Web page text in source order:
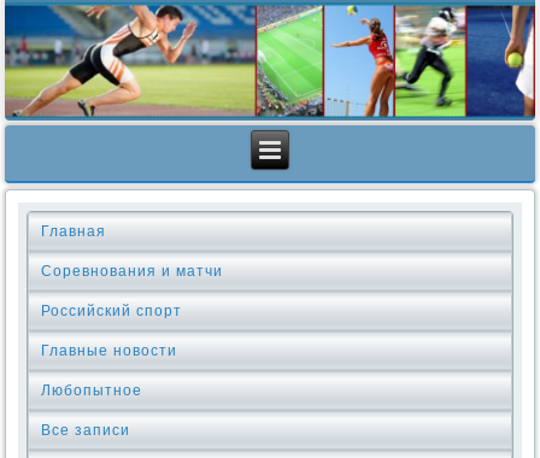
Главная
Соревнования и матчи
Российский спорт
Главные новости
Любопытное
Все записи